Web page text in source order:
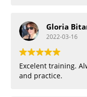
Gloria
2022-03-16
Excelent training.
and practice.